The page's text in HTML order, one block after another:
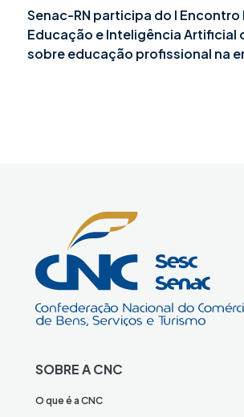
Senac-RN participa do I
Educação e Inteligência Artificial
sobre educação profissional na
SOBRE A CNC
O que é a CNC